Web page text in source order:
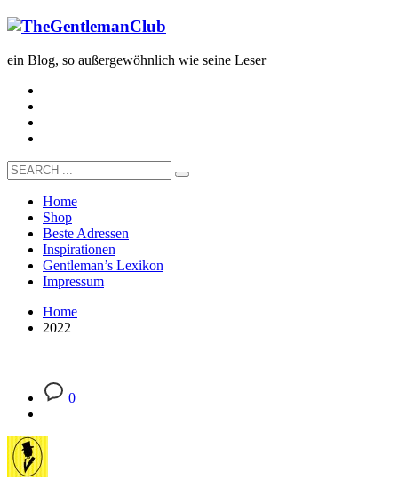
ein Blog, so außergewöhnlich wie seine Leser
Home
Shop
Beste Adressen
Inspirationen
Gentleman’s Lexikon
Impressum
Home
2022
0